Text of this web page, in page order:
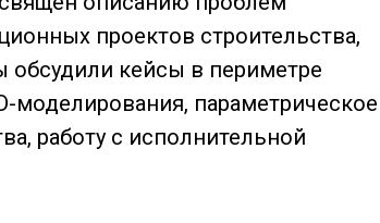
проектов строительства,
обсудили кейсы в периметре
моделирования, параметрическое
работу с исполнительной